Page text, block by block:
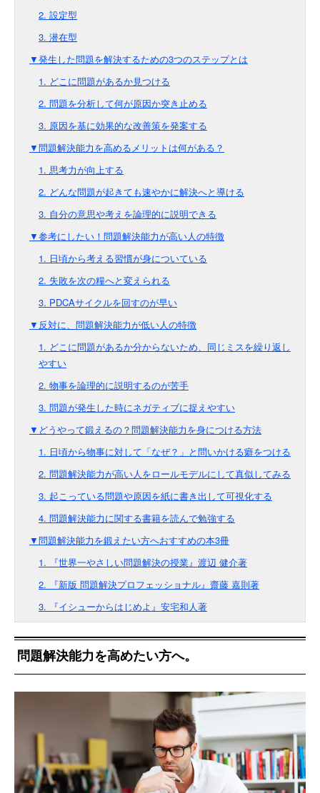
2. 設定型
3. 潜在型
▼発生した問題を解決するための3つのステップとは
1. どこに問題があるか見つける
2. 問題を分析して何が原因か突き止める
3. 原因を基に効果的な改善策を発案する
▼問題解決能力を高めるメリットは何がある？
1. 思考力が向上する
2. どんな問題が起きても速やかに解決へと導ける
3. 自分の意思や考えを論理的に説明できる
▼参考にしたい！問題解決能力が高い人の特徴
1. 日頃から考える習慣が身についている
2. 失敗を次の糧へと変えられる
3. PDCAサイクルを回すのが早い
▼反対に、問題解決能力が低い人の特徴
1. どこに問題があるか分からないため、同じミスを繰り返し
やすい
2. 物事を論理的に説明するのが苦手
3. 問題が発生した時にネガティブに捉えやすい
▼どうやって鍛えるの？問題解決能力を身につける方法
1. 日頃から物事に対して「なぜ？」と問いかける癖をつける
2. 問題解決能力が高い人をロールモデルにして真似してみる
3. 起こっている問題や原因を紙に書き出して可視化する
4. 問題解決能力に関する書籍を読んで勉強する
▼問題解決能力を鍛えたい方へおすすめの本3冊
1. 『世界一やさしい問題解決の授業』渡辺 健介著
2. 『新版 問題解決プロフェッショナル』齋藤 嘉則著
3. 『イシューからはじめよ』安宅和人著
問題解決能力を高めたい方へ。